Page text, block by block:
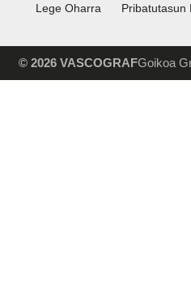
Lege Oharra Pribatutasun
© 2026 VASCOGRAFGoikoa